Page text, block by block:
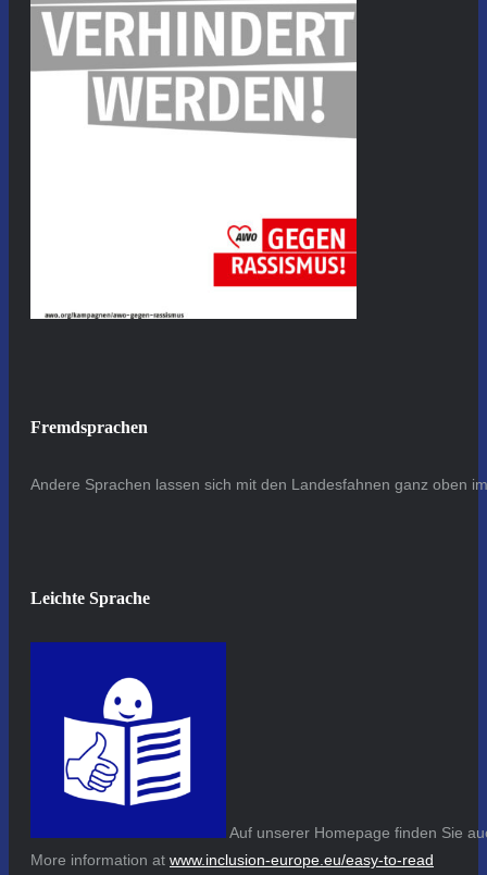
Fremdsprachen
Andere Sprachen lassen sich mit den Landesfahnen ganz oben
Leichte Sprache
Auf unserer Homepage finden Sie
More information at www.inclusion-europe.eu/easy-to-read